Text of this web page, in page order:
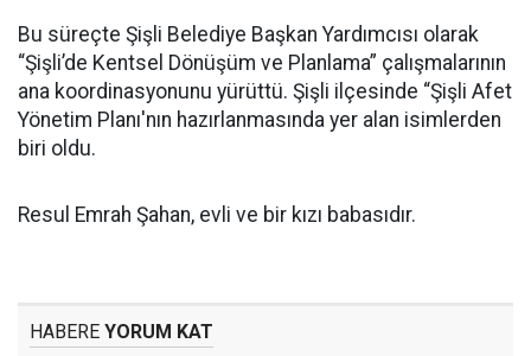
Bu süreçte Şişli Belediye Başkan Yardımcısı olarak
“Şişli’de Kentsel Dönüşüm ve Planlama” çalışmalarının
ana koordinasyonunu yürüttü. Şişli ilçesinde “Şişli Afet
Yönetim Planı'nın hazırlanmasında yer alan isimlerden
biri oldu.
Resul Emrah Şahan, evli ve bir kızı babasıdır.
HABERE YORUM KAT